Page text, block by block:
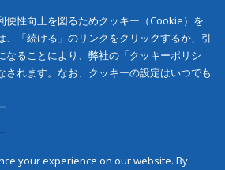
便性向上を図るためクッキー（Cookie）を
、「続ける」のリンクをクリックするか、引
なることにより、弊社の「クッキーポリシ
されます。なお、クッキーの設定はいつでも
your experience on our website. By